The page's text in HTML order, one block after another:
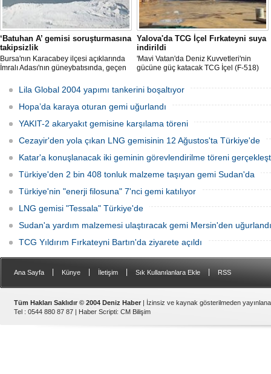
‘Batuhan A’ gemisi soruşturmasına
takipsizlik
Bursa'nın Karacabey ilçesi açıklarında
İmralı Adası'nın güneybatısında, geçen
batmasıyla ilgili başlatılan soruşturma,
takipsizlikle sonuçlandı.
Yalova'da TCG İçel Fırkateyni suya
indirildi
'Mavi Vatan'da Deniz Kuvvetleri'nin
gücüne güç katacak TCG İçel (F-518)
düzenlenen törenle suya indirildi.
Lila Global 2004 yapımı tankerini boşaltıyor
Hopa’da karaya oturan gemi uğurlandı
YAKIT-2 akaryakıt gemisine karşılama töreni
Cezayir'den yola çıkan LNG gemisinin 12 Ağustos'ta Türkiye'de
Katar'a konuşlanacak iki geminin görevlendirilme töreni
Türkiye'den 2 bin 408 tonluk malzeme taşıyan gemi Sudan'da
Türkiye'nin "enerji filosuna" 7'nci gemi katılıyor
LNG gemisi "Tessala" Türkiye'de
Sudan'a yardım malzemesi ulaştıracak gemi Mersin'den uğurlandı
TCG Yıldırım Fırkateyni Bartın'da ziyarete açıldı
Ana Sayfa Künye İletişim Sık Kullanılanlara Ekle RSS
Tüm Hakları Saklıdır © 2004 Deniz Haber | İzinsiz ve kaynak gösterilmeden
Tel : 0544 880 87 87 | Haber Scripti: CM Bilişim